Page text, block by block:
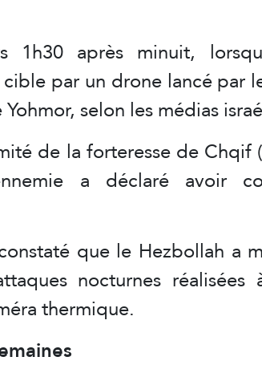
après minuit,
par un drone lancé par
selon les médias
de la forteresse de Chqif
a déclaré avoir
que le Hezbollah a
nocturnes réalisées
thermique.